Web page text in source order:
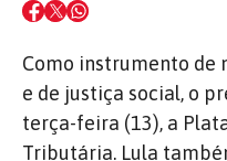
Como instrumento de
e de justiça social, o
terça-feira (13), a
Tributária. Lula